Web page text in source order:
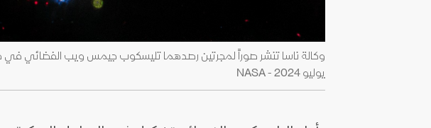
يوليو 2024 - NASA